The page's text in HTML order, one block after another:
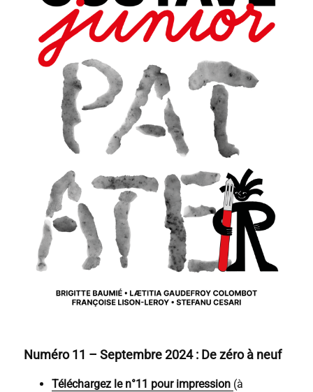
Numéro 11 – Septembre 2024 : De zéro à neuf
Téléchargez le n°11 pour impression (à